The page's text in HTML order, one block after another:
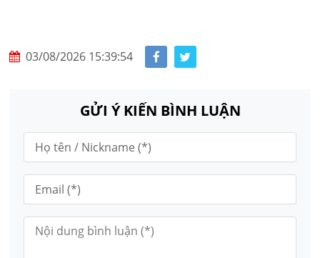
03/08/2026 15:39:54
GỬI Ý KIẾN BÌNH LUẬN